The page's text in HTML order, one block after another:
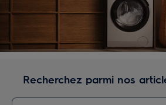
Recherchez parmi nos